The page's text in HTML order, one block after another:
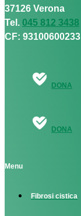
37126 Verona
Tel. 045 812 3438
CF: 93100600233
DONA
DONA
Menu
Fibrosi cistica